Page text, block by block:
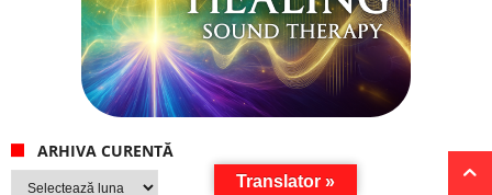
ARHIVA CURENTĂ
Arhiva
Translator »